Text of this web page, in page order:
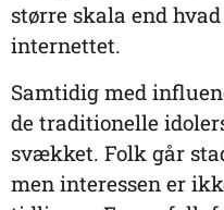
større skala end
internettet.
Samtidig med
de traditionelle
svækket. Folk går
men interessen er